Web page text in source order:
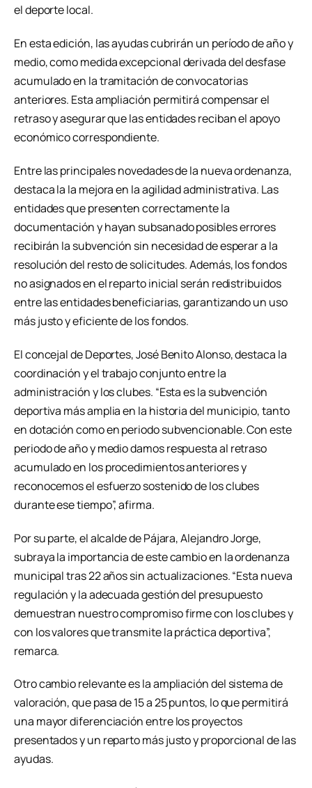
el deporte local.
En esta edición, las ayudas cubrirán un período de año y
medio, como medida excepcional derivada del desfase
acumulado en la tramitación de convocatorias
anteriores. Esta ampliación permitirá compensar el
retraso y asegurar que las entidades reciban el apoyo
económico correspondiente.
Entre las principales novedades de la nueva ordenanza,
destaca la la mejora en la agilidad administrativa. Las
entidades que presenten correctamente la
documentación y hayan subsanado posibles errores
recibirán la subvención sin necesidad de esperar a la
resolución del resto de solicitudes. Además, los fondos
no asignados en el reparto inicial serán redistribuidos
entre las entidades beneficiarias, garantizando un uso
más justo y eficiente de los fondos.
El concejal de Deportes, José Benito Alonso, destaca la
coordinación y el trabajo conjunto entre la
administración y los clubes. “Esta es la subvención
deportiva más amplia en la historia del municipio, tanto
en dotación como en periodo subvencionable. Con este
periodo de año y medio damos respuesta al retraso
acumulado en los procedimientos anteriores y
reconocemos el esfuerzo sostenido de los clubes
durante ese tiempo”, afirma.
Por su parte, el alcalde de Pájara, Alejandro Jorge,
subraya la importancia de este cambio en la ordenanza
municipal tras 22 años sin actualizaciones. “Esta nueva
regulación y la adecuada gestión del presupuesto
demuestran nuestro compromiso firme con los clubes y
con los valores que transmite la práctica deportiva”,
remarca.
Otro cambio relevante es la ampliación del sistema de
valoración, que pasa de 15 a 25 puntos, lo que permitirá
una mayor diferenciación entre los proyectos
presentados y un reparto más justo y proporcional de las
ayudas.